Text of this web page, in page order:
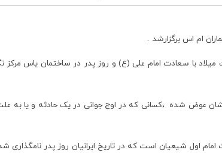
ام اس برگزارشد .
با سعادت امام علی (ع) و روز پدر در ساختمان یاس مرکز
عوض شده ،کسانی که در اوج جوانی در یک حادثه و یا به
اول شیعیان است که در تاریخ ایرانیان روز پدر